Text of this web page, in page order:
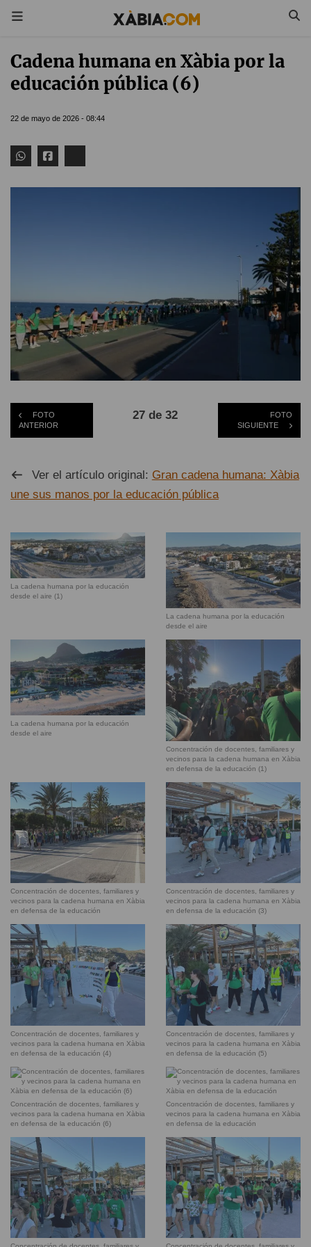
Cadena humana en Xàbia por la
educación pública (6)
22 de mayo de 2026 - 08:44
FOTO
ANTERIOR
27 de 32
FOTO
SIGUIENTE
Ver el artículo original: Gran cadena humana: Xàbia
une sus manos por la educación pública
La cadena humana por la educación
desde el aire (1)
La cadena humana por la educación
desde el aire
La cadena humana por la educación
desde el aire
Concentración de docentes, familiares y
vecinos para la cadena humana en Xàbia
en defensa de la educación (1)
Concentración de docentes, familiares y
vecinos para la cadena humana en Xàbia
en defensa de la educación
Concentración de docentes, familiares y
vecinos para la cadena humana en Xàbia
en defensa de la educación (3)
Concentración de docentes, familiares y
vecinos para la cadena humana en Xàbia
en defensa de la educación (4)
Concentración de docentes, familiares y
vecinos para la cadena humana en Xàbia
en defensa de la educación (5)
Concentración de docentes, familiares y
vecinos para la cadena humana en Xàbia
en defensa de la educación (6)
Concentración de docentes, familiares y
vecinos para la cadena humana en Xàbia
en defensa de la educación